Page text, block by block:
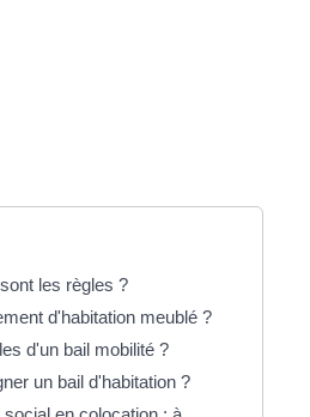
les règles ?
d'habitation meublé ?
d'un bail mobilité ?
un bail d'habitation ?